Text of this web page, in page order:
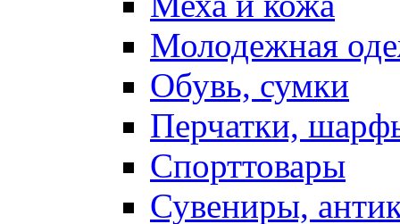
Молодежная
Обувь, сумки
Перчатки,
Спорттовары
Сувениры,